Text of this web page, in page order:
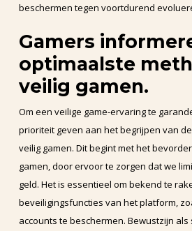
beschermen tegen voortdurend
Gamers
optimaalste
veilig gamen.
Om een veilige game-ervaring te
prioriteit geven aan het begrijpen van
veilig gamen. Dit begint met het
gamen, door ervoor te zorgen dat we
geld. Het is essentieel om bekend te
beveiligingsfuncties van het platform,
accounts te beschermen. Bewustzijn